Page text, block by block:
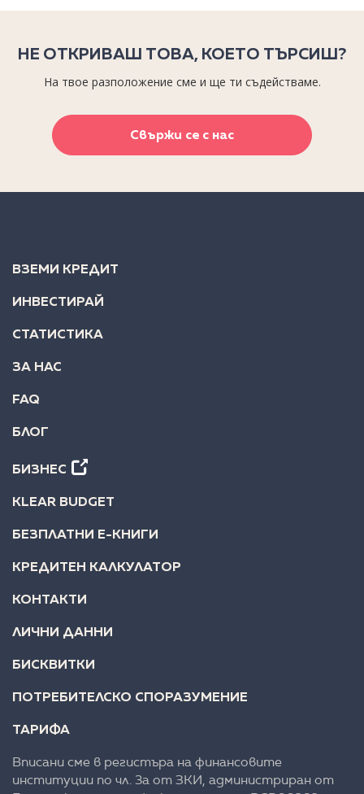
НЕ ОТКРИВАШ ТОВА, КОЕТО ТЪРСИШ?
На твое разположение сме и ще ти съдействаме.
Свържи се с нас
ВЗЕМИ КРЕДИТ
ИНВЕСТИРАЙ
СТАТИСТИКА
ЗА НАС
FAQ
БЛОГ
БИЗНЕС
KLEAR BUDGET
БЕЗПЛАТНИ Е-КНИГИ
КРЕДИТЕН КАЛКУЛАТОР
КОНТАКТИ
ЛИЧНИ ДАННИ
БИСКВИТКИ
ПОТРЕБИТЕЛСКО СПОРАЗУМЕНИЕ
ТАРИФА
Вписани сме в регистъра на финансовите
институции по чл. 3а от ЗКИ, администриран от